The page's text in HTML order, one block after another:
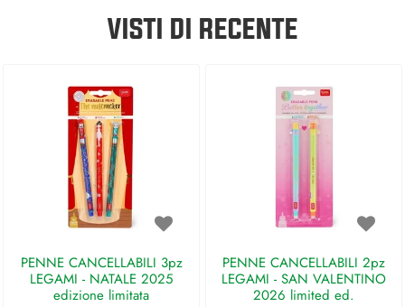
VISTI DI RECENTE
PENNE CANCELLABILI 3pz
LEGAMI - NATALE 2025
edizione limitata
PENNE CANCELLABILI 2pz
LEGAMI - SAN VALENTINO
2026 limited ed.